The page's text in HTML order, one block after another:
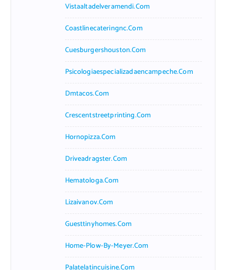
Vistaaltadelveramendi.com
Coastlinecateringnc.com
Cuesburgershouston.com
Psicologiaespecializadaencampeche.com
Dmtacos.com
Crescentstreetprinting.com
Hornopizza.com
Driveadragster.com
Hematologa.com
Lizaivanov.com
Guesttinyhomes.com
Home-Plow-By-Meyer.com
Palatelatincuisine.com